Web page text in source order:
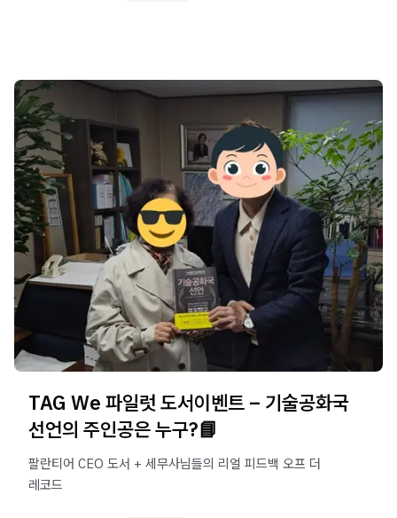
TAG We 파일럿 도서이벤트 – 기술공화국
선언의 주인공은 누구?📘
팔란티어 CEO 도서 + 세무사님들의 리얼 피드백 오프 더
레코드